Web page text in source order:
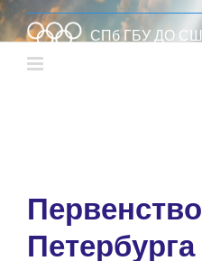
СПб ГБУ ДО